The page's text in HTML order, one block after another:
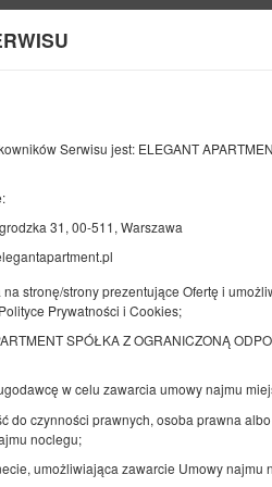
Serwisu jest: ELEGANT
31, 00-511, Warszawa
stronę/strony prezentujące Ofertę i
Prywatności i Cookies;
SPÓŁKA Z OGRANICZONĄ
w celu zawarcia umowy najmu
do czynności prawnych, osoba prawna
noclegu;
umożliwiająca zawarcie Umowy najmu
2
rezerwację
Apartment Arkadia
pow. 37,00 m2
1 sypialnia
łóżko podwójne (Queen), 1 sofa